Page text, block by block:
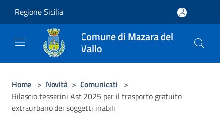
Regione Sicilia
Comune di Mazara del
Vallo
Home > Novità > Comunicati >
Rilascio tesserini Ast 2025 per il trasporto gratuito
extraurbano dei soggetti inabili